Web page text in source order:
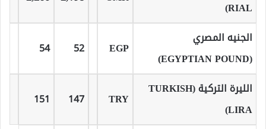
RIAL)
الجنيه المصري
(EGYPTIAN POUND)
EGP
52
54
الليرة التركية (TURKISH
LIRA)
TRY
147
151